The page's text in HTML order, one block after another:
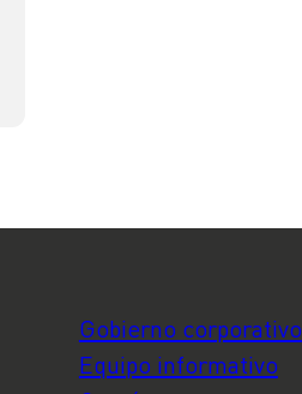
Gobierno corporativo
Equipo informativo